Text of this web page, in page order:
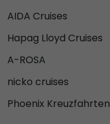
AIDA Cruises
Hapag Lloyd Cruises
A-ROSA
nicko cruises
Phoenix Kreuzfahrten